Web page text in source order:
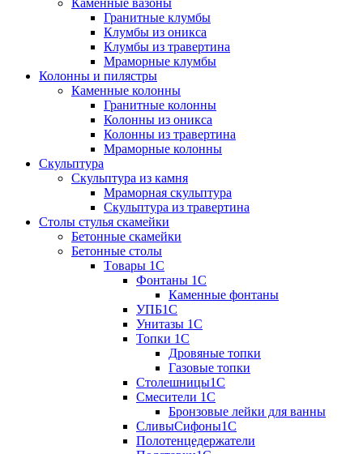
Каменные вазоны
Гранитные клумбы
Клумбы из оникса
Клумбы из травертина
Мраморные клумбы
Колонны и пилястры
Каменные колонны
Гранитные колонны
Колонны из оникса
Колонны из травертина
Мраморные колонны
Скульптура
Скульптура из камня
Мраморная скульптура
Скульптура из травертина
Столы стулья скамейки
Бетонные скамейки
Бетонные столы
Tовары 1C
Фонтаны 1C
Каменные фонтаны
УПБ1С
Унитазы 1С
Топки 1С
Дровяные топки
Газовые топки
Столешницы1С
Смесители 1С
Бронзовые лейки для ванны
СливыСифоны1С
Полотенцедержатели